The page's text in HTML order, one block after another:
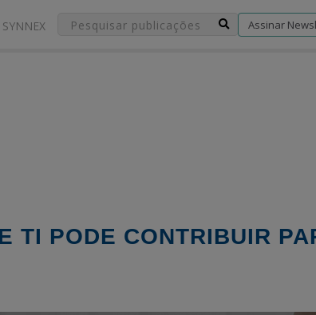
Assinar
TI PODE CONTRIBUIR